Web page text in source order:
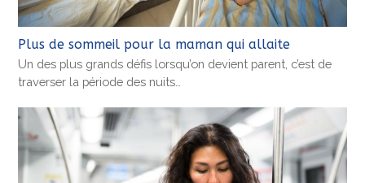
Plus de sommeil pour la maman qui allaite
Un des plus grands défis lorsqu’on devient parent, c’est de
traverser la période des nuits…